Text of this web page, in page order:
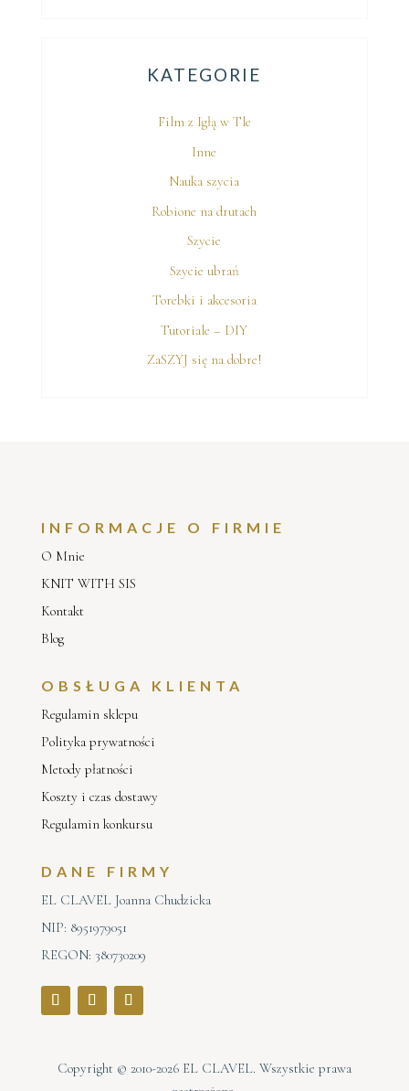
KATEGORIE
Film z Igłą w Tle
Inne
Nauka szycia
Robione na drutach
Szycie
Szycie ubrań
Torebki i akcesoria
Tutoriale – DIY
ZaSZYJ się na dobre!
INFORMACJE O FIRMIE
O Mnie
KNIT WITH SIS
Kontakt
Blog
OBSŁUGA KLIENTA
Regulamin sklepu
Polityka prywatności
Metody płatności
Koszty i czas dostawy
Regulamin konkursu
DANE FIRMY
EL CLAVEL Joanna Chudzicka
NIP: 8951979051
REGON: 380730209
Copyright © 2010-2026 EL CLAVEL. Wszystkie prawa